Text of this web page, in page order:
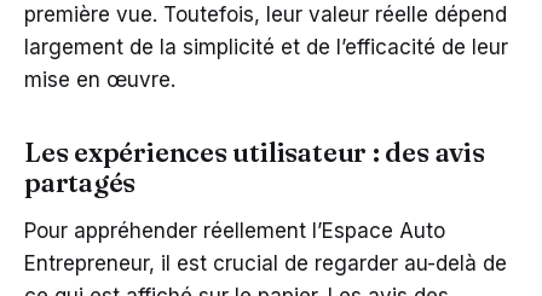
première vue. Toutefois, leur valeur réelle dépend
largement de la simplicité et de l’efficacité de leur
mise en œuvre.
Les expériences utilisateur : des avis
partagés
Pour appréhender réellement l’Espace Auto
Entrepreneur, il est crucial de regarder au-delà de